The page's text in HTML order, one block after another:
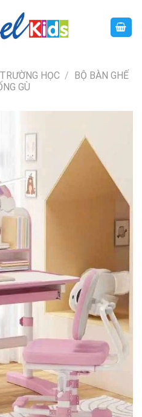
HỌC / BỘ BÀN GHẾ
GÙ